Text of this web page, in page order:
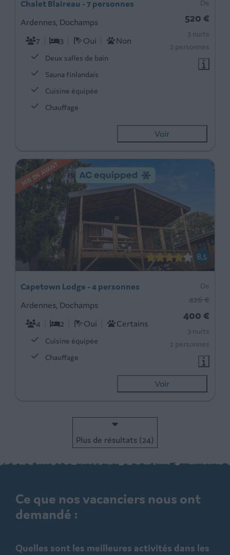
De
520 €
3 nuits
2 personnes
Chalet Blaireau - 7 personnes
Ardennes, Dochamps
7
3 Oui Non
Deux salles de bain
Sauna finlandais
Cuisine équipée
Chauffage
Voir
MIS EN AVANT
8,5
De
426 €
400 €
3 nuits
2 personnes
Capetown Lodge - 4 personnes
Ardennes, Dochamps
4
2 Oui Certains
Cuisine équipée
Chauffage
Voir
Plus de résultats (24)
Ce que nos vacanciers nous ont
demandé :
Quelles sont les meilleures activités dans les